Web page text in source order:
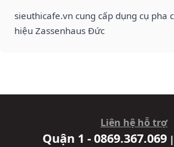
sieuthicafe.vn cung cấp dụng cụ pha
hiệu Zassenhaus Đức
Liên hệ hỗ trợ
Quận 1 - 0869.367.069 |